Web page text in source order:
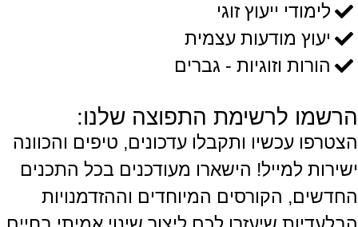
לימודי ייעוץ זוגי
יעוץ מודעות עצמית
הורות וזוגיות - גברים
הרשמו לרשימת התפוצה שלנו:
הצטרפו עכשיו ותקבלו עדכונים, טיפים והכוונה
ישירות למייל! הישארו מעודכנים בכל התכנים
החדשים, הקורסים המיוחדים וההזדמנויות